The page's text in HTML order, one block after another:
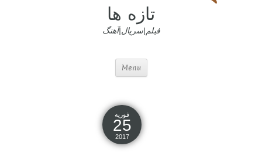
تازه ها
فیلم|سریال|آهنگ
Menu
فوریه
25
2017